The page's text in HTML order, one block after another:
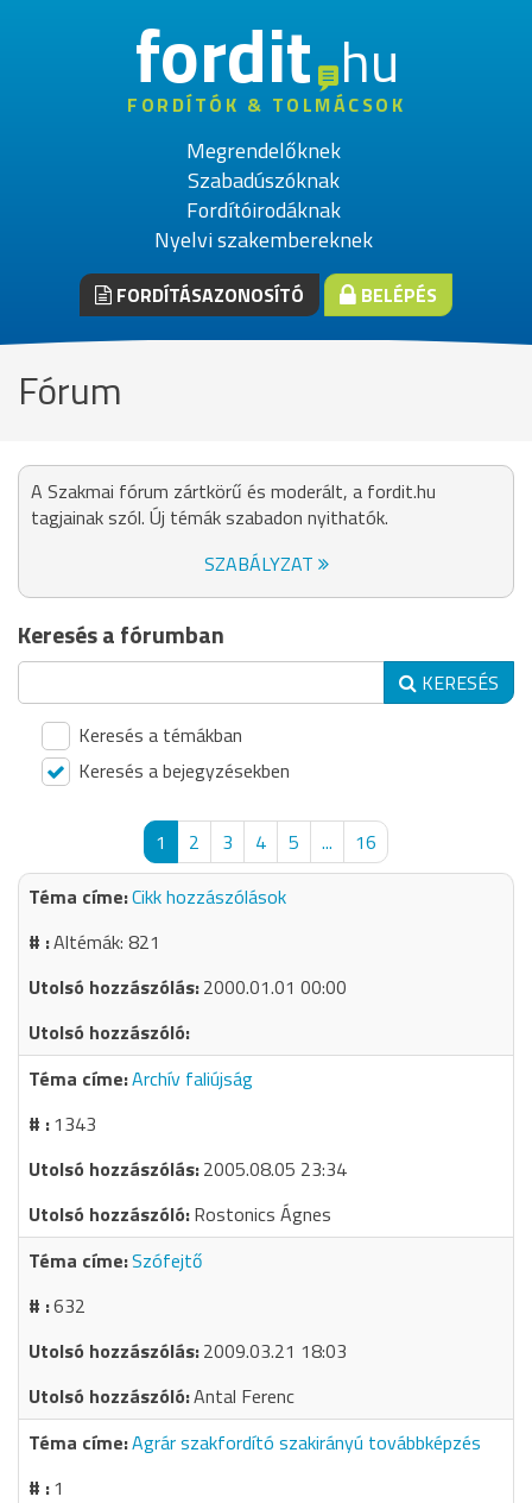
fordithu
FORDÍTÓK & TOLMÁCSOK
Megrendelőknek
Szabadúszóknak
Fordítóirodáknak
Nyelvi szakembereknek
FORDÍTÁSAZONOSÍTÓ BELÉPÉS
Fórum
A Szakmai fórum zártkörű és moderált, a fordit.hu
tagjainak szól. Új témák szabadon nyithatók.
SZABÁLYZAT
Keresés a fórumban
KERESÉS
Keresés a témákban
Keresés a bejegyzésekben
1 2 3 4 5 ...
16
Cikk hozzászólások
Altémák: 821
2000.01.01 00:00
Archív faliújság
1343
2005.08.05 23:34
Rostonics Ágnes
Szófejtő
632
2009.03.21 18:03
Antal Ferenc
Agrár szakfordító szakirányú továbbképzés
1